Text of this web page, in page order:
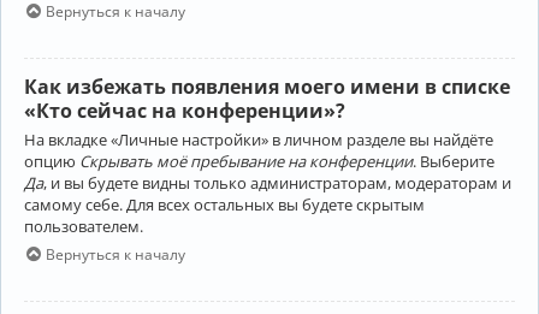
Вернуться к началу
Как избежать появления моего имени в списке
«Кто сейчас на конференции»?
На вкладке «Личные настройки» в личном разделе вы найдёте
опцию Скрывать моё пребывание на конференции. Выберите
Да, и вы будете видны только администраторам, модераторам и
самому себе. Для всех остальных вы будете скрытым
пользователем.
Вернуться к началу